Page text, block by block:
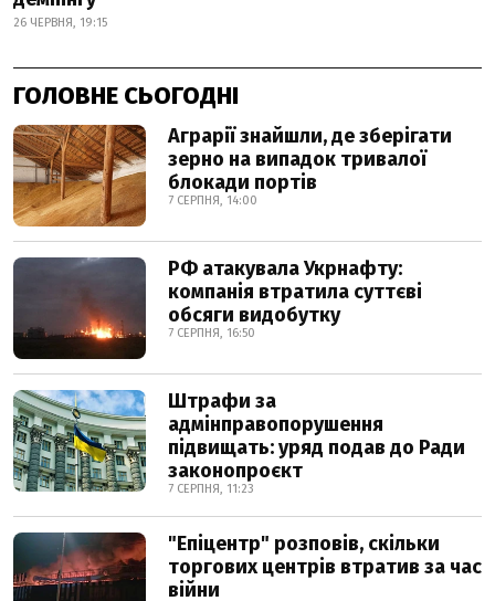
26 ЧЕРВНЯ, 19:15
ГОЛОВНЕ СЬОГОДНІ
Аграрії знайшли, де зберігати
зерно на випадок тривалої
блокади портів
7 СЕРПНЯ, 14:00
РФ атакувала Укрнафту:
компанія втратила суттєві
обсяги видобутку
7 СЕРПНЯ, 16:50
Штрафи за
адмінправопорушення
підвищать: уряд подав до Ради
законопроєкт
7 СЕРПНЯ, 11:23
"Епіцентр" розповів, скільки
торгових центрів втратив за час
війни